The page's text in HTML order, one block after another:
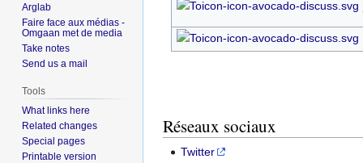
Réseaux sociaux
Twitter
Arglab
Faire face aux médias -
Omgaan met de media
Take notes
Send us a mail
Tools
What links here
Related changes
Special pages
Printable version